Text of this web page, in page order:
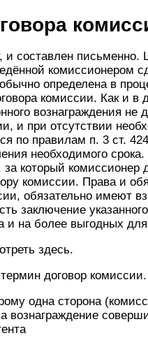
составлен письменно.
комиссионером
определена в
комиссии. Как и в
вознаграждения не
и при отсутствии
по правилам п. 3 ст.
необходимого
который комиссионер
комиссии. Права и
обязательно имеют
заключение
и на более выгодных
здесь.
договор комиссии.
одна сторона
вознаграждение